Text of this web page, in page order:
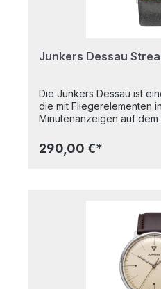
Name geht auf den
Ganzmetallflugzeuge,
Junkers Dessau
Die Junkers Dessau ist
die mit Fliegerelementen
Minutenanzeigen auf
dem Hause Junkers in
Saphirglas- Quarzwerk- 3
Flugzeuge mit modernster
hochqualitative
geht auf den Erfinder der
Hugo Junkers, zurück.
290,00 €*